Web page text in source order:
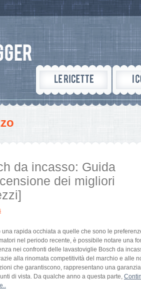
da incasso: Guida
dei migliori
una rapida occhiata a quelle che sono le
nel periodo recente, è possibile notare una
nei confronti delle lavastoviglie Bosch da
alla rinomata competitività del marchio e alle
che garantiscono, rappresentano una
di vista. Da qualche anno a questa parte,